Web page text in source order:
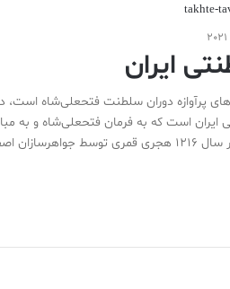
ایران
پرآوازه دوران سلطنت فتحعلی‌شاه
ایران است که به فرمان فتحعلی‌شاه و
(نظام‌الدوله)» صدر‌اعظم او، در سال 1216